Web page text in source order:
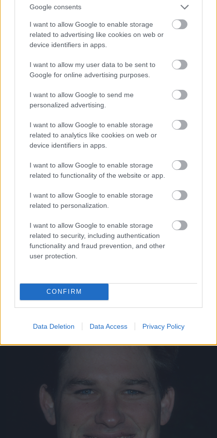
Google consents
I want to allow Google to enable storage
related to advertising like cookies on web or
device identifiers in apps.
I want to allow my user data to be sent to
Google for online advertising purposes.
I want to allow Google to send me
personalized advertising.
I want to allow Google to enable storage
related to analytics like cookies on web or
device identifiers in apps.
I want to allow Google to enable storage
related to functionality of the website or app.
I want to allow Google to enable storage
related to personalization.
I want to allow Google to enable storage
related to security, including authentication
functionality and fraud prevention, and other
user protection.
CONFIRM
Data Deletion Data Access Privacy Policy
Aki szintén nem volt rossz pasi régen
Fotó: Donaldson Collection / Europress / Getty
Jön még kép!